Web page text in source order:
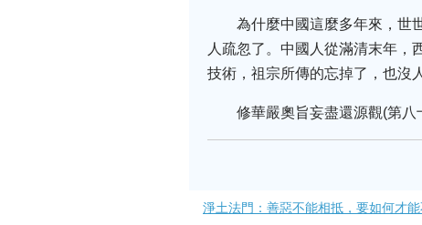
為什麼中國這麼多年來，世
人疏忽了。中國人從滿清末年，
技術，祖宗所傳的忘掉了，也沒
修華嚴奧旨妄盡還源觀(第
淨土法門：善惡不能相抵，要如何才能